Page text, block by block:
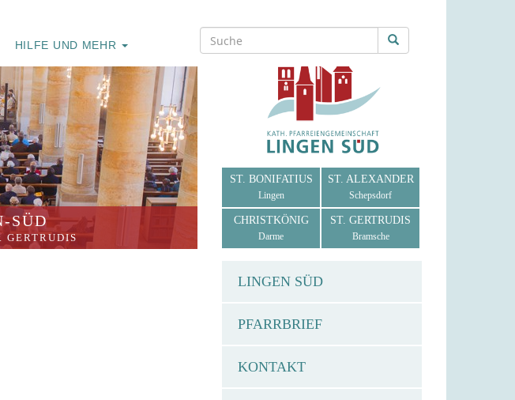
HILFE UND MEHR
SÜD
GERTRUDIS
ST. BONIFATIUS
Lingen
ST. ALEXANDER
Schepsdorf
CHRISTKÖNIG
Darme
ST. GERTRUDIS
Bramsche
LINGEN SÜD
PFARRBRIEF
KONTAKT